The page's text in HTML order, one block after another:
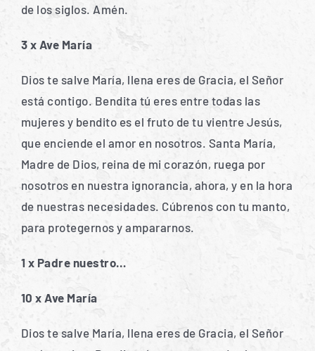
de los siglos. Amén.
3 x Ave María
Dios te salve María, llena eres de Gracia, el Señor
está contigo. Bendita tú eres entre todas las
mujeres y bendito es el fruto de tu vientre Jesús,
que enciende el amor en nosotros. Santa María,
Madre de Dios, reina de mi corazón, ruega por
nosotros en nuestra ignorancia, ahora, y en la hora
de nuestras necesidades. Cúbrenos con tu manto,
para protegernos y ampararnos.
1 x Padre nuestro…
10 x Ave María
Dios te salve María, llena eres de Gracia, el Señor